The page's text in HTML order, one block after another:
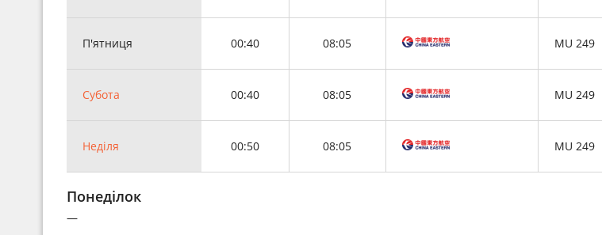
П'ятниця 00:40 08:05 MU 249
Субота 00:40 08:05 MU 249
Неділя 00:50 08:05 MU 249
Понеділок
—